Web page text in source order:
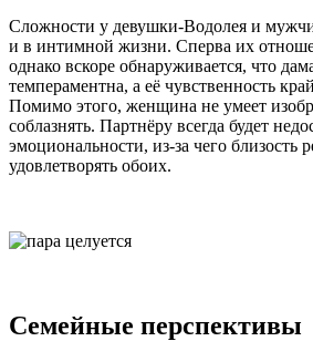
Сложности у девушки-Водолея и
и в интимной жизни. Сперва их
однако вскоре обнаруживается, что
темпераментна, а её чувственность
Помимо этого, женщина не умеет
соблазнять. Партнёру всегда будет
эмоциональности, из-за чего близость
удовлетворять обоих.
Семейные перспективы